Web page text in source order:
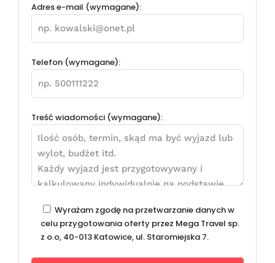
Adres e-mail (wymagane):
Telefon (wymagane):
Treść wiadomości (wymagane):
Wyrażam zgodę na przetwarzanie danych w
celu przygotowania oferty przez Mega Travel sp.
z o.o, 40-013 Katowice, ul. Staromiejska 7.